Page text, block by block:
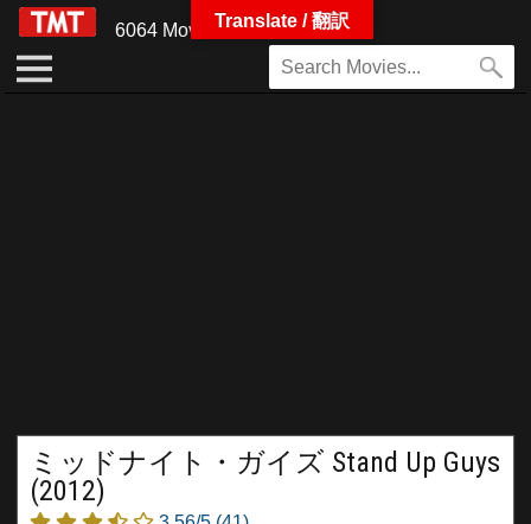
6064 Movies
ミッドナイト・ガイズ Stand Up Guys
(2012)
Translate / 翻訳